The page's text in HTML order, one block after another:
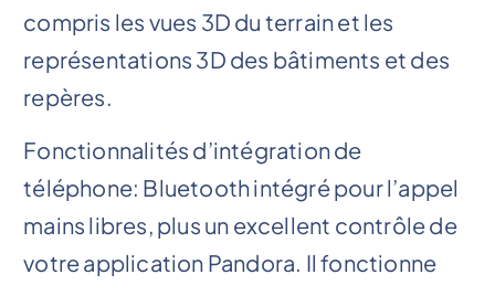
compris les vues 3D du terrain et les
représentations 3D des bâtiments et des
repères.
Fonctionnalités d’intégration de
téléphone: Bluetooth intégré pour l’appel
mains libres, plus un excellent contrôle de
votre application Pandora. Il fonctionne